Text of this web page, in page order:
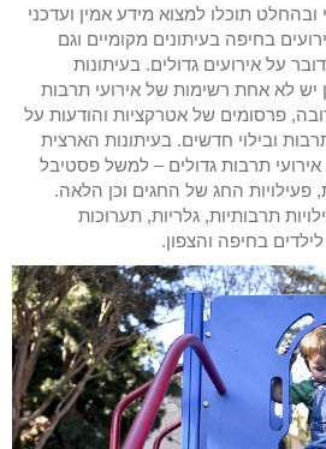
תוכלו למצוא מידע אמין ועדכני
בחיפה בעיתונים מקומיים וגם
על אירועים גדולים. בעיתונות
יש לא אחת רשימות של אירועי תרבות
פרסומים של אטרקציות והודעות על
ובילוי חדשים. בעיתונות הארצית
אירועי תרבות גדולים – למשל פסטיבל
החג של החגים וכן הלאה.
תרבותיות, גלריות, תערוכות
בחיפה והצפון.